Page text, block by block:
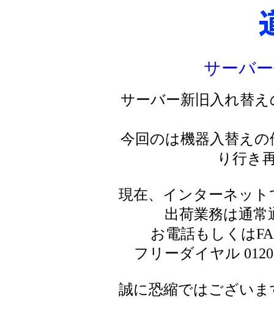
サーバ
サーバー新旧入れ替
今回のは機器入替え
り行き
現在、インターネッ
出荷業務は通
お電話もしくは
フリーダイヤル
誠に恐縮ではござい